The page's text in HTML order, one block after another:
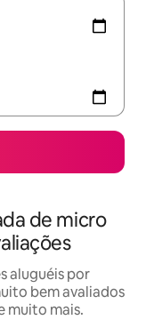
de micro
aluguéis por
bem avaliados
muito mais.